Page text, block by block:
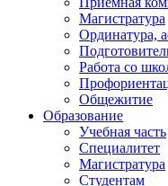
Магистратура
Ординатура,
Работа со
Общежитие
Образование
Учебная часть
Специалитет
Магистратура
Студентам